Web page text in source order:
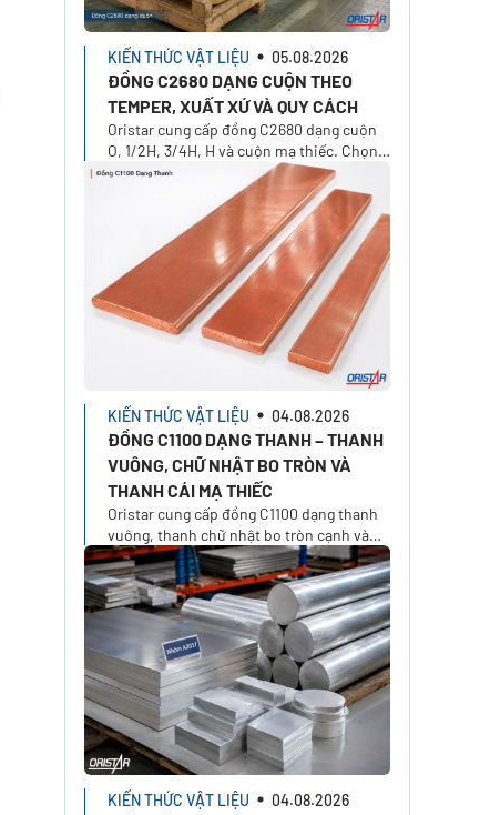
KIẾN THỨC VẬT LIỆU 05.08.2026
ĐỒNG C2680 DẠNG CUỘN THEO
TEMPER, XUẤT XỨ VÀ QUY CÁCH
Oristar cung cấp đồng C2680 dạng cuộn
O, 1/2H, 3/4H, H và cuộn mạ thiếc. Chọn
xuất xứ, độ dày, khổ rộng, khối lượng và
KIẾN THỨC VẬT LIỆU 04.08.2026
ĐỒNG C1100 DẠNG THANH – THANH
VUÔNG, CHỮ NHẬT BO TRÒN VÀ
THANH CÁI MẠ THIẾC
Oristar cung cấp đồng C1100 dạng thanh
vuông, thanh chữ nhật bo tròn cạnh và
thanh cái mạ thiếc 1/2H. Chọn xuất xứ,
kích thước và yêu cầu báo giá trên Oristar
Plus
KIẾN THỨC VẬT LIỆU 04.08.2026